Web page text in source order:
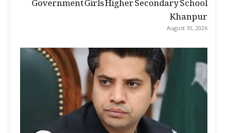
Khanpur
August 10, 2026